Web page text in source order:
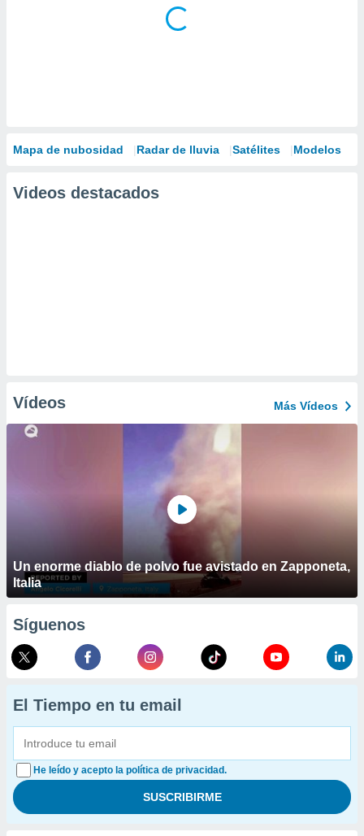
Mapa de nubosidad Radar de lluvia Satélites Modelos
Videos destacados
Vídeos Más Vídeos
Un enorme diablo de polvo fue avistado en Zapponeta,
Italia
Síguenos
El Tiempo en tu email
He leído y acepto la política de privacidad.